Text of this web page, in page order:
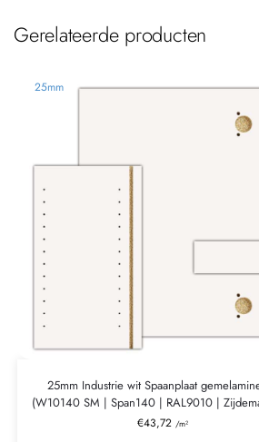
Gerelateerde producten
25mm
25mm Industrie wit Spaanplaat
(W10140 SM | Span140 | RAL9010 |
€43,72 /m²